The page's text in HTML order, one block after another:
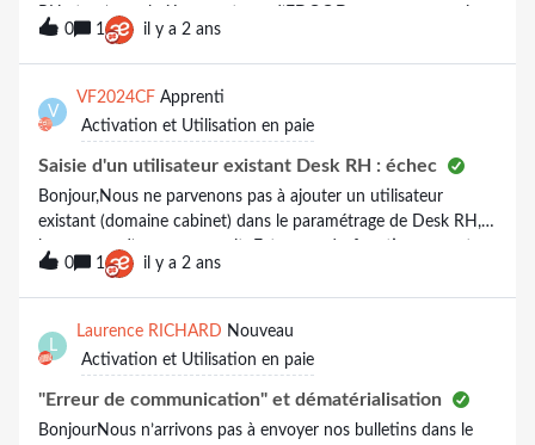
RH et qu’un salarié ne veut pas d’EDOC.Dans mes souvenirs
c’était 2.10 € par BP par salarié, mais j’ai peur de me
tromper. Savez-vous où je peux trouver cette
information? Bonne fin de semaine, Mathilde
0 1 il y a 2 ans
V
VF2024CF Apprenti
Activation et Utilisation en paie
Saisie d'un utilisateur existant Desk RH : échec
Bonjour,Nous ne parvenons pas à ajouter un utilisateur
existant (domaine cabinet) dans le paramétrage de Desk RH,
le message d’erreur apparait: Est-ce un dysfonctionnement
temporaire??Merci
0 1 il y a 2 ans
L
Laurence RICHARD Nouveau
Activation et Utilisation en paie
"Erreur de communication" et dématérialisation
BonjourNous n’arrivons pas à envoyer nos bulletins dans le